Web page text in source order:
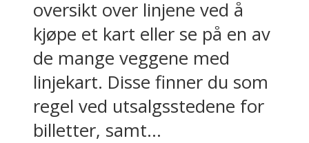
oversikt over linjene ved å
kjøpe et kart eller se på en av
de mange veggene med
linjekart. Disse finner du som
regel ved utsalgsstedene for
billetter, samt...